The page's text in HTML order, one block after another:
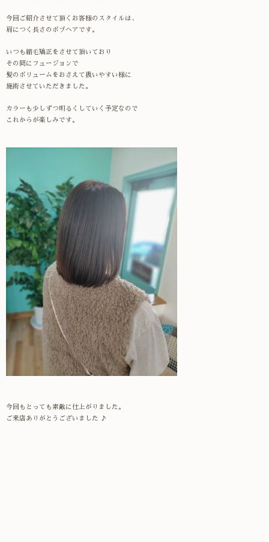
今回ご紹介させて頂くお客様のスタイルは、
肩につく長さのボブヘアです。
いつも縮毛矯正をさせて頂いており
その間にフュージョンで
髪のボリュームをおさえて扱いやすい様に
施術させていただきました。
カラーも少しずつ明るくしていく予定なので
これからが楽しみです。
今回もとっても素敵に仕上がりました。
ご来店ありがとうございました ♪